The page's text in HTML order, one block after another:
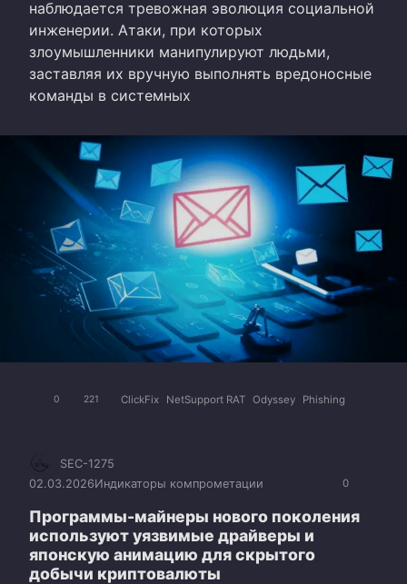
наблюдается тревожная эволюция социальной
инженерии. Атаки, при которых
злоумышленники манипулируют людьми,
заставляя их вручную выполнять вредоносные
команды в системных
0 221 ClickFix NetSupport RAT Odyssey Phishing
0
SEC-1275
02.03.2026Индикаторы компрометации
Программы-майнеры нового поколения
используют уязвимые драйверы и
японскую анимацию для скрытого
добычи криптовалюты